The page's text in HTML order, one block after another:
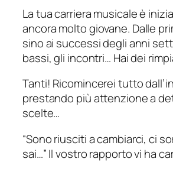
La tua carriera musicale è
ancora molto giovane. Dalle
sino ai successi degli anni
bassi, gli incontri… Hai dei
Tanti! Ricomincerei tutto
prestando più attenzione a
scelte…
“Sono riusciti a cambiarci, ci
sai…” Il vostro rapporto vi ha